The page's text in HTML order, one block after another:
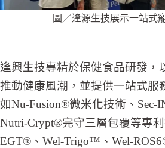
圖／逢源生技展示一站式
逢興生技專精於保健食品研發，
推動健康風潮，並提供一站式服
如Nu-Fusion®微米化技術、Sec-
Nutri-Crypt®完守三層包覆等專
EGT®、Wel-Trigo™、Wel-